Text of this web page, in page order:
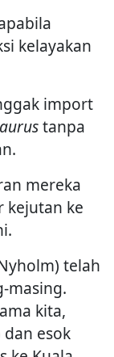
kelayakan
import
tanpa
mereka
kejutan ke
telah
masing.
kita,
dan esok